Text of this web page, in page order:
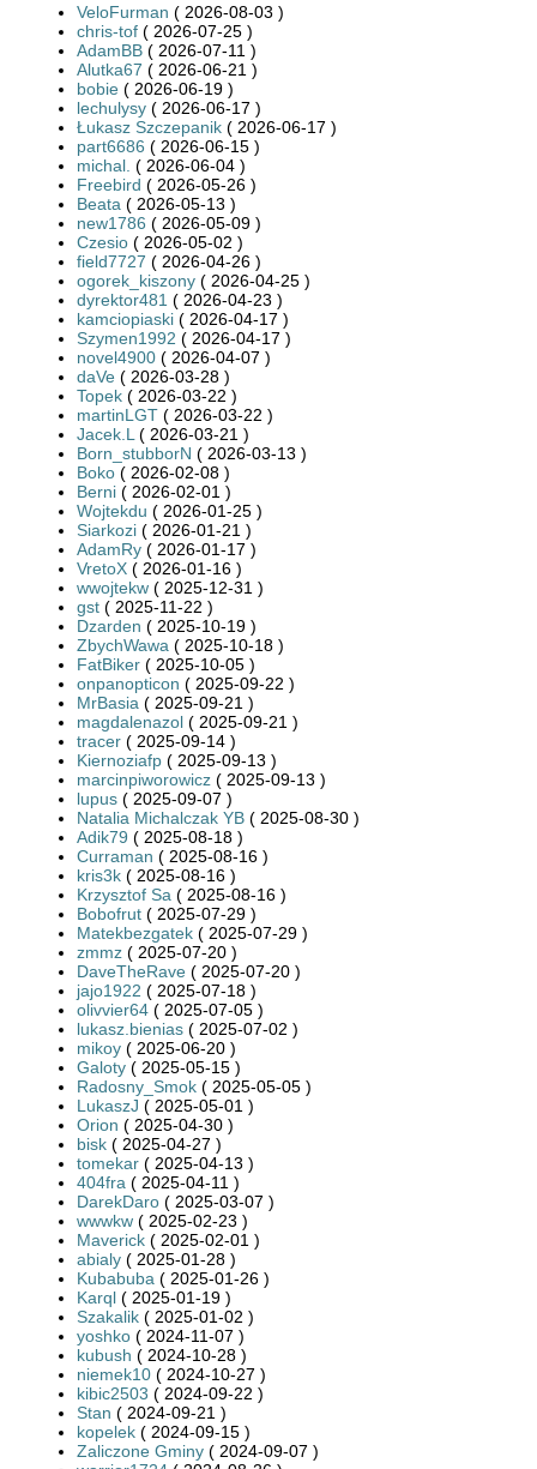
VeloFurman ( 2026-08-03 )
chris-tof ( 2026-07-25 )
AdamBB ( 2026-07-11 )
Alutka67 ( 2026-06-21 )
bobie ( 2026-06-19 )
lechulysy ( 2026-06-17 )
Łukasz Szczepanik ( 2026-06-17 )
part6686 ( 2026-06-15 )
michal. ( 2026-06-04 )
Freebird ( 2026-05-26 )
Beata ( 2026-05-13 )
new1786 ( 2026-05-09 )
Czesio ( 2026-05-02 )
field7727 ( 2026-04-26 )
ogorek_kiszony ( 2026-04-25 )
dyrektor481 ( 2026-04-23 )
kamciopiaski ( 2026-04-17 )
Szymen1992 ( 2026-04-17 )
novel4900 ( 2026-04-07 )
daVe ( 2026-03-28 )
Topek ( 2026-03-22 )
martinLGT ( 2026-03-22 )
Jacek.L ( 2026-03-21 )
Born_stubborN ( 2026-03-13 )
Boko ( 2026-02-08 )
Berni ( 2026-02-01 )
Wojtekdu ( 2026-01-25 )
Siarkozi ( 2026-01-21 )
AdamRy ( 2026-01-17 )
VretoX ( 2026-01-16 )
wwojtekw ( 2025-12-31 )
gst ( 2025-11-22 )
Dzarden ( 2025-10-19 )
ZbychWawa ( 2025-10-18 )
FatBiker ( 2025-10-05 )
onpanopticon ( 2025-09-22 )
MrBasia ( 2025-09-21 )
magdalenazol ( 2025-09-21 )
tracer ( 2025-09-14 )
Kiernoziafp ( 2025-09-13 )
marcinpiworowicz ( 2025-09-13 )
lupus ( 2025-09-07 )
Natalia Michalczak YB ( 2025-08-30 )
Adik79 ( 2025-08-18 )
Curraman ( 2025-08-16 )
kris3k ( 2025-08-16 )
Krzysztof Sa ( 2025-08-16 )
Bobofrut ( 2025-07-29 )
Matekbezgatek ( 2025-07-29 )
zmmz ( 2025-07-20 )
DaveTheRave ( 2025-07-20 )
jajo1922 ( 2025-07-18 )
olivvier64 ( 2025-07-05 )
lukasz.bienias ( 2025-07-02 )
mikoy ( 2025-06-20 )
Galoty ( 2025-05-15 )
Radosny_Smok ( 2025-05-05 )
LukaszJ ( 2025-05-01 )
Orion ( 2025-04-30 )
bisk ( 2025-04-27 )
tomekar ( 2025-04-13 )
404fra ( 2025-04-11 )
DarekDaro ( 2025-03-07 )
wwwkw ( 2025-02-23 )
Maverick ( 2025-02-01 )
abialy ( 2025-01-28 )
Kubabuba ( 2025-01-26 )
Karql ( 2025-01-19 )
Szakalik ( 2025-01-02 )
yoshko ( 2024-11-07 )
kubush ( 2024-10-28 )
niemek10 ( 2024-10-27 )
kibic2503 ( 2024-09-22 )
Stan ( 2024-09-21 )
kopelek ( 2024-09-15 )
Zaliczone Gminy ( 2024-09-07 )